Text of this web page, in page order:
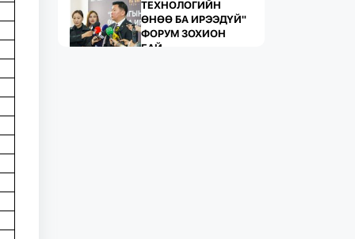
ТЕХНОЛОГИЙН
ӨНӨӨ БА ИРЭЭДҮЙ"
ФОРУМ ЗОХИОН
БАЙ...